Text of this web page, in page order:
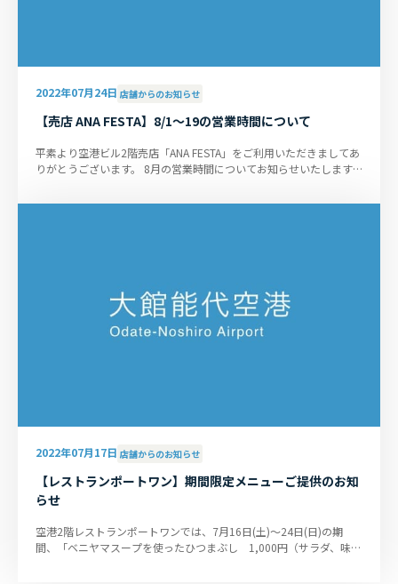
2022年07月24日 店舗からのお知らせ
【売店 ANA FESTA】8/1～19の営業時間について
平素より空港ビル2階売店「ANA FESTA」をご利用いただきましてあ
りがとうございます。 8月の営業時間についてお知らせいたします。
2022年07月17日 店舗からのお知らせ
【レストランポートワン】期間限定メニューご提供のお知
らせ
空港2階レストランポートワンでは、7月16日(土)～24日(日)の期
間、「ベニヤマスープを使ったひつまぶし 1,000円（サラダ、味噌